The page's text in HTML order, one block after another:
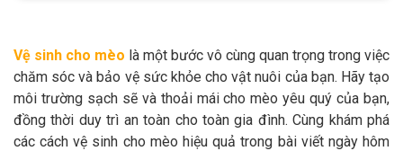
mèo
Dịch vụ huấn luyện chó
Dịch vụ mua bán chó
mèo
Dịch vụ phối giống chó
mèo
Vệ sinh cho mèo là một bước vô cùng quan trọng trong việc
chăm sóc và bảo vệ sức khỏe cho vật nuôi của bạn. Hãy tạo
môi trường sạch sẽ và thoải mái cho mèo yêu quý của bạn,
đồng thời duy trì an toàn cho toàn gia đình. Cùng khám phá
các cách vệ sinh cho mèo hiệu quả trong bài viết ngày hôm